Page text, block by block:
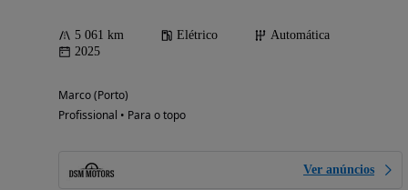
5 061 km Elétrico
Automática
2025
Marco (Porto)
Profissional • Para o topo
Ver anúncios